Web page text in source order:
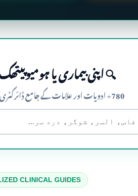
🔍 اپنی بیماری یا
780+ ادویات اور علامات کے جامع ڈائرکٹری پورٹل میں فوراً سرچ کریں
CLINICAL GUIDES